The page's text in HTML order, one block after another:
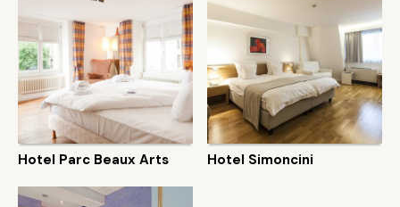
Hotel Parc Beaux Arts Hotel Simoncini